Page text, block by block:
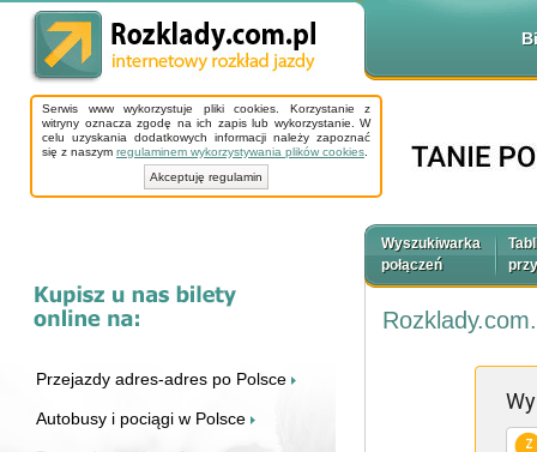
Serwis www wykorzystuje pliki cookies. Korzystanie z
witryny oznacza zgodę na ich zapis lub wykorzystanie. W
celu uzyskania dodatkowych informacji należy zapoznać
się z naszym regulaminem wykorzystywania plików cookies
Akceptuję regulamin
Przejazdy adres-adres po Polsce
Autobusy i pociągi w Polsce
Wyszukiwarka
połączeń
Z